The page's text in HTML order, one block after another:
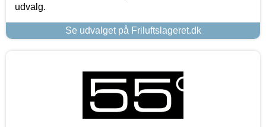
udvalg.
Se udvalget på Friluftslageret.dk